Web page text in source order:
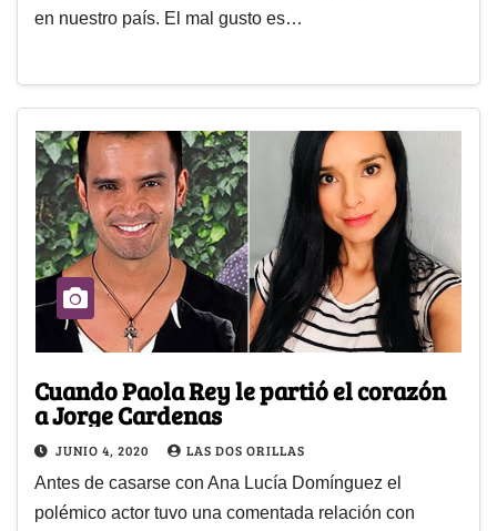
en nuestro país. El mal gusto es…
Cuando Paola Rey le partió el corazón
a Jorge Cardenas
JUNIO 4, 2020 LAS DOS ORILLAS
Antes de casarse con Ana Lucía Domínguez el
polémico actor tuvo una comentada relación con